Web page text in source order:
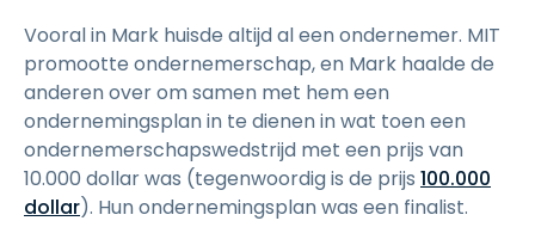
Vooral in Mark huisde altijd al een ondernemer. MIT
promootte ondernemerschap, en Mark haalde de
anderen over om samen met hem een
ondernemingsplan in te dienen in wat toen een
ondernemerschapswedstrijd met een prijs van
10.000 dollar was (tegenwoordig is de prijs 100.000
dollar). Hun ondernemingsplan was een finalist.